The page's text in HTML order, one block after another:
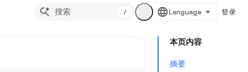
/ 登录
本页内容
摘要